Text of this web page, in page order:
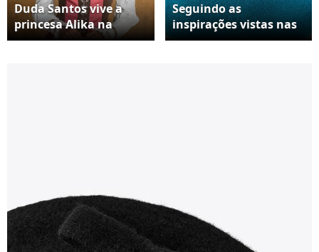
Duda Santos vive a
princesa Alika na
novela 'A Nobreza do
Seguindo as
inspirações vistas nas
telas e nas ruas, a
criando um contraste
elegante e moderno
sem exageros